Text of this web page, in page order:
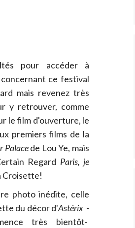
pour accéder à
ce festival
mais revenez très
y retrouver, comme
le film d'ouverture, le
premiers films de la
Palacede Lou Ye, mais
Regard Paris, je
Croisette!
photo inédite, celle
du décor d'Astérix-
très bientôt-